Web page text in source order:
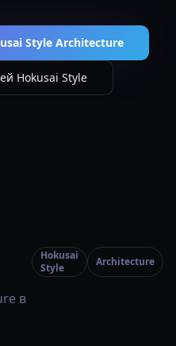
Style Architecture
Hokusai Style
в
Hokusai
Style
Architecture